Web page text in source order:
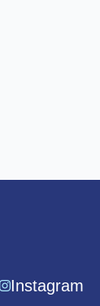
Instagram